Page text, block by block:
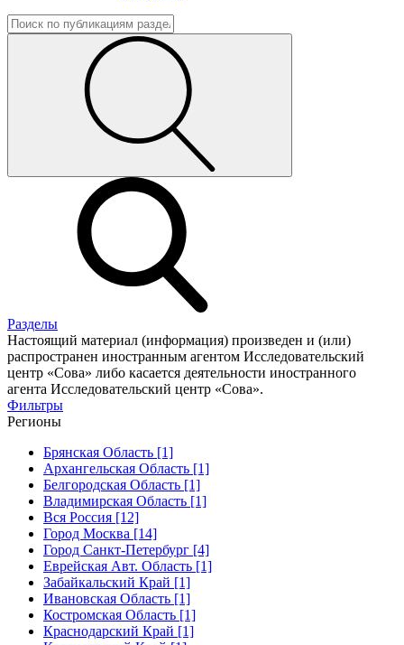
Разделы
Настоящий материал (информация) произведен и (или)
распространен иностранным агентом Исследовательский
центр «Сова» либо касается деятельности иностранного
агента Исследовательский центр «Сова».
Фильтры
Регионы
Брянская Область [1]
Архангельская Область [1]
Белгородская Область [1]
Владимирская Область [1]
Вся Россия [12]
Город Москва [14]
Город Санкт-Петербург [4]
Еврейская Авт. Область [1]
Забайкальский Край [1]
Ивановская Область [1]
Костромская Область [1]
Краснодарский Край [1]